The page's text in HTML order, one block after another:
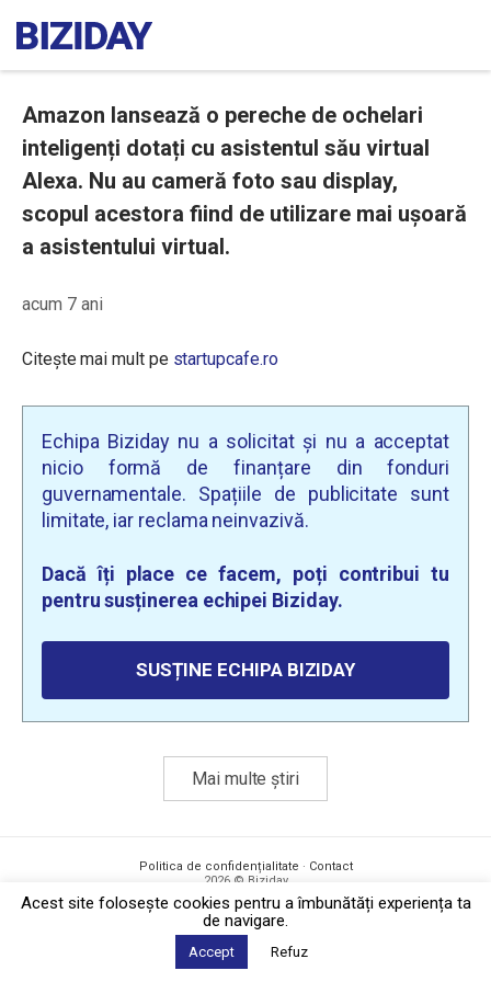
Amazon lansează o pereche de ochelari
inteligenți dotați cu asistentul său virtual
Alexa. Nu au cameră foto sau display,
scopul acestora fiind de utilizare mai ușoară
a asistentului virtual.
acum 7 ani
Citește mai mult pe startupcafe.ro
Echipa Biziday nu a solicitat și nu a acceptat
nicio formă de finanțare din fonduri
guvernamentale. Spațiile de publicitate sunt
limitate, iar reclama neinvazivă.
Dacă îți place ce facem, poți contribui tu
pentru susținerea echipei Biziday.
SUSȚINE ECHIPA BIZIDAY
Mai multe știri
Politica de confidențialitate · Contact
2026 © Biziday
Acest site foloseşte cookies pentru a îmbunătăți experiența ta
de navigare.
Accept Refuz